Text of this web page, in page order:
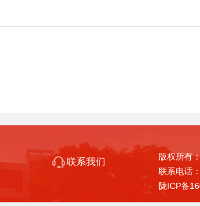
联系我们
版权所有
联系电话
陇ICP备